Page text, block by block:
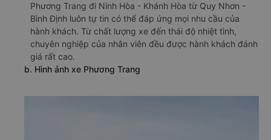
Phương Trang đi Ninh Hòa - Khánh Hòa từ Quy Nhơn -
Bình Định luôn tự tin có thể đáp ứng mọi nhu cầu của
hành khách. Từ chất lượng xe đến thái độ nhiệt tình,
chuyên nghiệp của nhân viên đều được hành khách đánh
giá rất cao.
b. Hình ảnh xe Phương Trang